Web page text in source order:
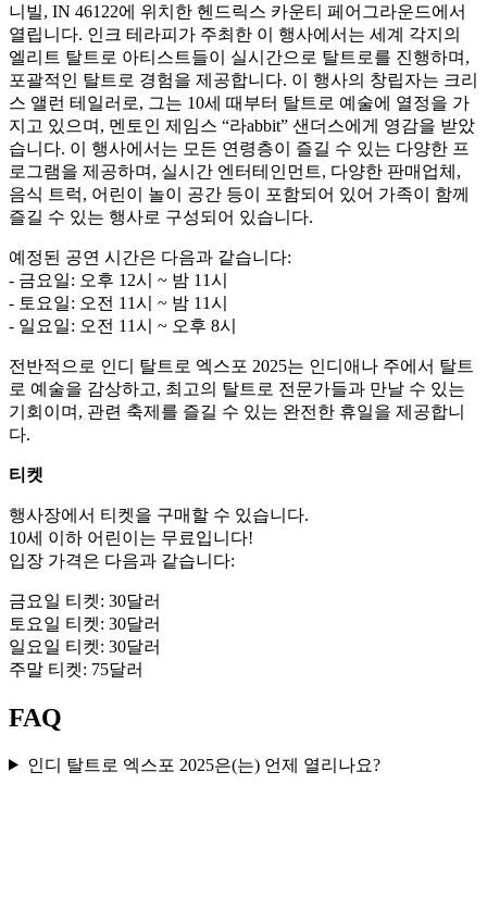
니빌, IN 46122에 위치한 헨드릭스 카운티 페어그라운드에서
열립니다. 인크 테라피가 주최한 이 행사에서는 세계 각지의
엘리트 탈트로 아티스트들이 실시간으로 탈트로를 진행하며,
포괄적인 탈트로 경험을 제공합니다. 이 행사의 창립자는 크리
스 앨런 테일러로, 그는 10세 때부터 탈트로 예술에 열정을 가
지고 있으며, 멘토인 제임스 “라abbit” 샌더스에게 영감을 받았
습니다. 이 행사에서는 모든 연령층이 즐길 수 있는 다양한 프
로그램을 제공하며, 실시간 엔터테인먼트, 다양한 판매업체,
음식 트럭, 어린이 놀이 공간 등이 포함되어 있어 가족이 함께
즐길 수 있는 행사로 구성되어 있습니다.
예정된 공연 시간은 다음과 같습니다:
- 금요일: 오후 12시 ~ 밤 11시
- 토요일: 오전 11시 ~ 밤 11시
- 일요일: 오전 11시 ~ 오후 8시
전반적으로 인디 탈트로 엑스포 2025는 인디애나 주에서 탈트
로 예술을 감상하고, 최고의 탈트로 전문가들과 만날 수 있는
기회이며, 관련 축제를 즐길 수 있는 완전한 휴일을 제공합니
다.
티켓
행사장에서 티켓을 구매할 수 있습니다.
10세 이하 어린이는 무료입니다!
입장 가격은 다음과 같습니다:
금요일 티켓: 30달러
토요일 티켓: 30달러
일요일 티켓: 30달러
주말 티켓: 75달러
FAQ
인디 탈트로 엑스포 2025은(는) 언제 열리나요?